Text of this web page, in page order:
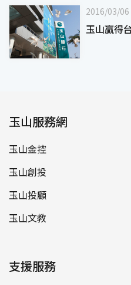
2016/03/06
玉山贏得
玉山服務網
玉山金控
玉山創投
玉山投顧
玉山文教
支援服務